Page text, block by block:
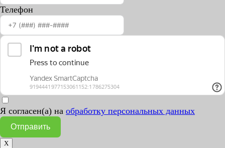
Телефон
Я согласен(а) на обработку персональных данных
Отправить
X